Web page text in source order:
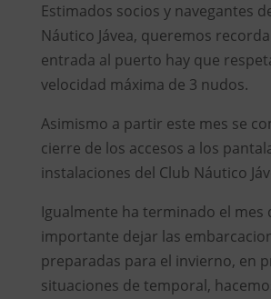
Estimados socios y navegantes
Náutico Jávea, queremos
entrada al puerto hay que
velocidad máxima de 3 nudos.
Asimismo a partir este mes se
cierre de los accesos a los
instalaciones del Club Náutico
Igualmente ha terminado el mes
importante dejar las
preparadas para el invierno, en
situaciones de temporal,